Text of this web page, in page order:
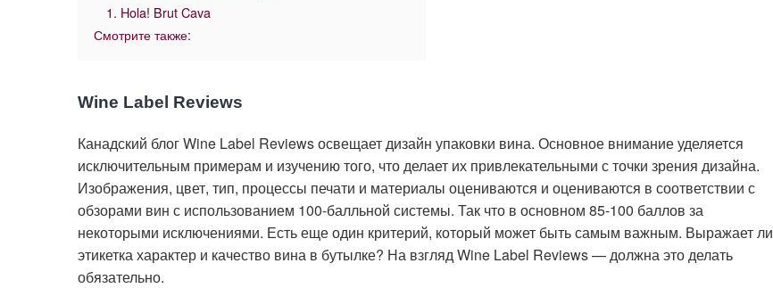
1. Hola! Brut Cava
Смотрите также:
Wine Label Reviews
Канадский блог Wine Label Reviews освещает дизайн упаковки вина. Основное внимание уделяется
исключительным примерам и изучению того, что делает их привлекательными с точки зрения дизайна.
Изображения, цвет, тип, процессы печати и материалы оцениваются и оцениваются в соответствии с
обзорами вин с использованием 100-балльной системы. Так что в основном 85-100 баллов за
некоторыми исключениями. Есть еще один критерий, который может быть самым важным. Выражает ли
этикетка характер и качество вина в бутылке? На взгляд Wine Label Reviews — должна это делать
обязательно.